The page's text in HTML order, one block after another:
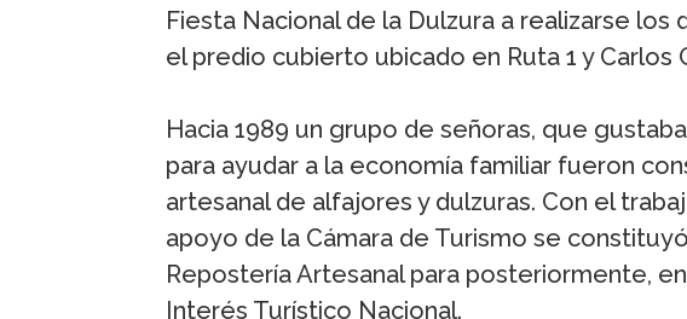
Fiesta Nacional de la Dulzura a realizarse los
el predio cubierto ubicado en Ruta 1 y Carlos
Hacia 1989 un grupo de señoras, que
para ayudar a la economía familiar fueron
artesanal de alfajores y dulzuras. Con el
apoyo de la Cámara de Turismo se
Repostería Artesanal para posteriormente,
Interés Turístico Nacional.